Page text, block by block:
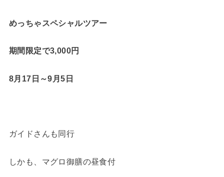
めっちゃスペシャルツアー
期間限定で3,000円
8月17日～9月5日
ガイドさんも同行
しかも、マグロ御膳の昼食付